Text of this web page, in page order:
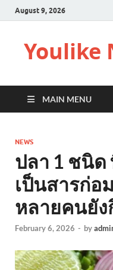
August 9, 2026
Youlike
MAIN MENU
NEWS
ปลา 1 ชนิด
เป็นสารก่อ
หลายคนยั
February 6, 2026 - by